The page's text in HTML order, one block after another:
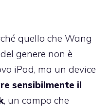
quello che Wang
genere non è
iPad, ma un device
sensibilmente il
, un campo che